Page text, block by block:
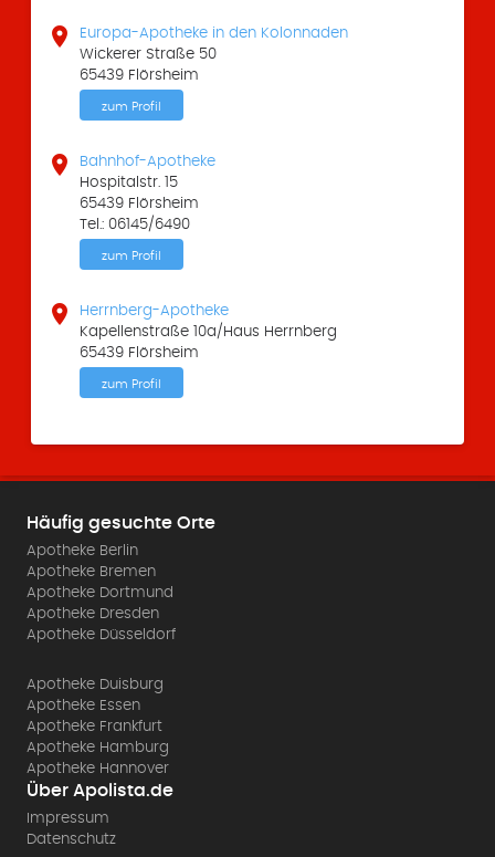

Europa-Apotheke in den Kolonnaden
Wickerer Straße 50
65439 Flörsheim
zum Profil

Bahnhof-Apotheke
Hospitalstr. 15
65439 Flörsheim
Tel.: 06145/6490
zum Profil

Herrnberg-Apotheke
Kapellenstraße 10a/Haus Herrnberg
65439 Flörsheim
zum Profil
Häufig gesuchte Orte
Apotheke Berlin
Apotheke Bremen
Apotheke Dortmund
Apotheke Dresden
Apotheke Düsseldorf
Apotheke Duisburg
Apotheke Essen
Apotheke Frankfurt
Apotheke Hamburg
Apotheke Hannover
Über Apolista.de
Impressum
Datenschutz